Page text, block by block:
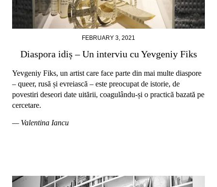
FEBRUARY 3, 2021
Diaspora idiș – Un interviu cu Yevgeniy Fiks
Yevgeniy Fiks, un artist care face parte din mai multe diaspore
– queer, rusă și evreiască – este preocupat de istorie, de
povestiri deseori date uitării, coagulându-și o practică bazată pe
cercetare.
— Valentina Iancu